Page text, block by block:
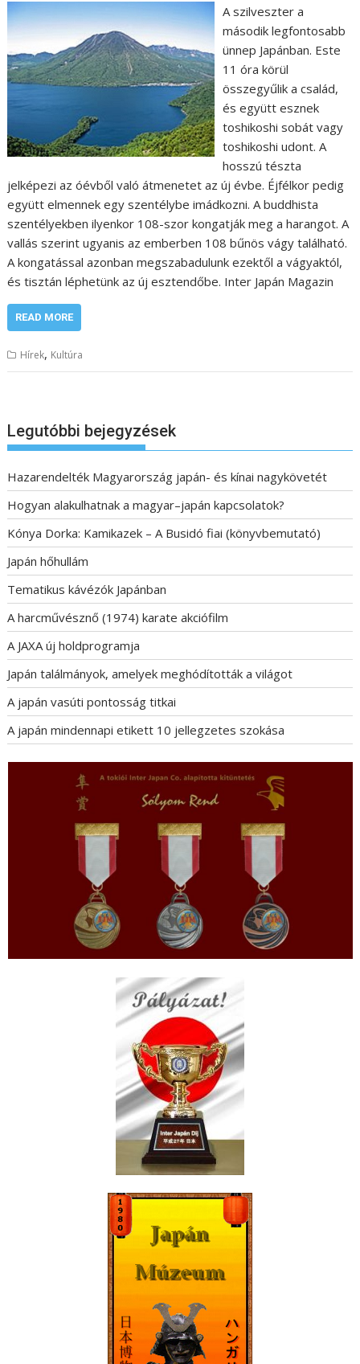
A szilveszter a
második legfontosabb
ünnep Japánban. Este
11 óra körül
összegyűlik a család,
és együtt esznek
toshikoshi sobát vagy
toshikoshi udont. A
hosszú tészta
jelképezi az óévből való átmenetet az új évbe. Éjfélkor pedig
együtt elmennek egy szentélybe imádkozni. A buddhista
szentélyekben ilyenkor 108-szor kongatják meg a harangot. A
vallás szerint ugyanis az emberben 108 bűnös vágy található.
A kongatással azonban megszabadulunk ezektől a vágyaktól,
és tisztán léphetünk az új esztendőbe. Inter Japán Magazin
READ MORE
Hírek, Kultúra
Legutóbbi bejegyzések
Hazarendelték Magyarország japán- és kínai nagykövetét
Hogyan alakulhatnak a magyar–japán kapcsolatok?
Kónya Dorka: Kamikazek – A Busidó fiai (könyvbemutató)
Japán hőhullám
Tematikus kávézók Japánban
A harcművésznő (1974) karate akciófilm
A JAXA új holdprogramja
Japán találmányok, amelyek meghódították a világot
A japán vasúti pontosság titkai
A japán mindennapi etikett 10 jellegzetes szokása